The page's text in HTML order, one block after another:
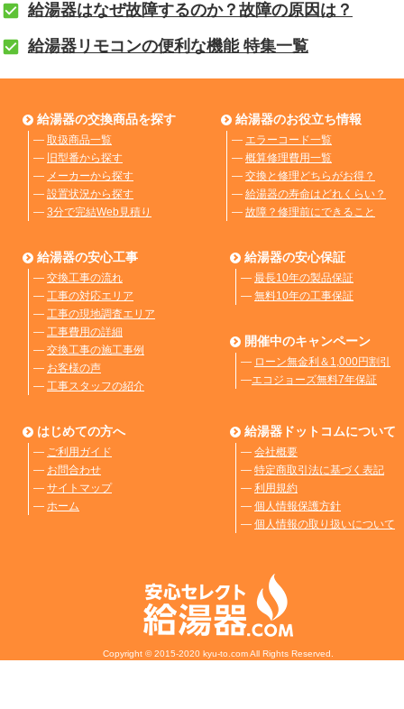
給湯器はなぜ故障するのか？故障の原因は？
給湯器リモコンの便利な機能 特集一覧
給湯器の交換商品を探す
― 取扱商品一覧
― 旧型番から探す
― メーカーから探す
― 設置状況から探す
― 3分で完結Web見積り
給湯器のお役立ち情報
― エラーコード一覧
― 概算修理費用一覧
― 交換と修理どちらがお得？
― 給湯器の寿命はどれくらい？
― 故障？修理前にできること
給湯器の安心工事
― 交換工事の流れ
― 工事の対応エリア
― 工事の現地調査エリア
― 工事費用の詳細
― 交換工事の施工事例
― お客様の声
― 工事スタッフの紹介
給湯器の安心保証
― 最長10年の製品保証
― 無料10年の工事保証
開催中のキャンペーン
― ローン無金利＆1,000円割引
―エコジョーズ無料7年保証
はじめての方へ
― ご利用ガイド
― お問合わせ
― サイトマップ
― ホーム
給湯器ドットコムについて
― 会社概要
― 特定商取引法に基づく表記
― 利用規約
― 個人情報保護方針
― 個人情報の取り扱いについて
Copyright © 2015-2020 kyu-to.com All Rights Reserved.